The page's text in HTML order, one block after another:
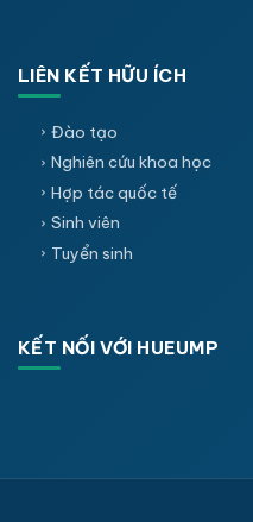
LIÊN KẾT HỮU ÍCH
Đào tạo
Nghiên cứu khoa học
Hợp tác quốc tế
Sinh viên
Tuyển sinh
KẾT NỐI VỚI HUEUMP